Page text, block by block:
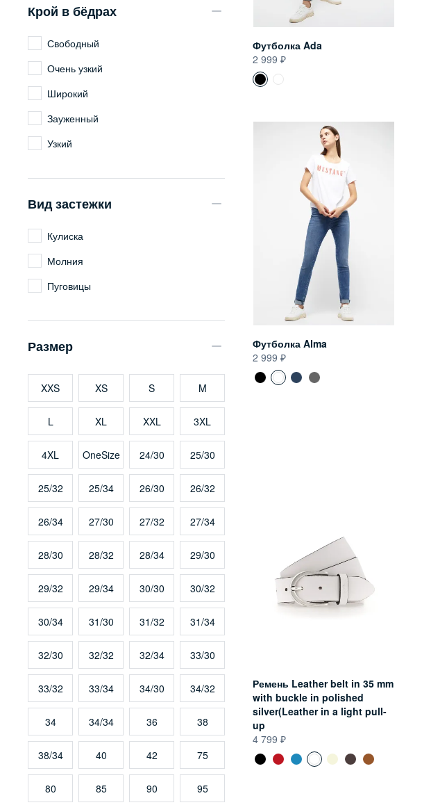
Крой в бёдрах
Свободный
Очень узкий
Широкий
Зауженный
Узкий
Вид застежки
Кулиска
Молния
Пуговицы
Размер
XXS XS S M
L XL XXL 3XL
4XL OneSize 24/30 25/30
25/32 25/34 26/30 26/32
26/34 27/30 27/32 27/34
28/30 28/32 28/34 29/30
29/32 29/34 30/30 30/32
30/34 31/30 31/32 31/34
32/30 32/32 32/34 33/30
33/32 33/34 34/30 34/32
34 34/34 36 38
38/34 40 42 75
80 85 90 95
Футболка Ada
2 999
Футболка Alma
2 999
Ремень Leather belt in 35 mm
with buckle in polished
silver(Leather in a light pull-
up
4 799